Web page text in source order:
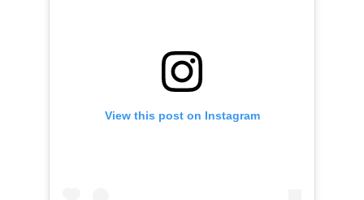
View this post on Instagram